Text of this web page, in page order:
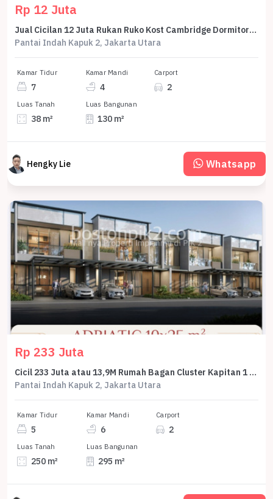
Rp 12 Juta
Jual Cicilan 12 Juta Rukan Ruko Kost Cambridge Dormitory Pik 2 4,5x8,5 Hoek Lb 130 3 Lantai Program Dp 0% Selama 24 Bulan
Pantai Indah Kapuk 2, Jakarta Utara
Kamar Tidur
7
Kamar Mandi
4
Carport
2
Luas Tanah
38 m²
Luas Bangunan
130 m²
Hengky Lie Whatsapp
Rp 233 Juta
Cicil 233 Juta atau 13,9M Rumah Bagan Cluster Kapitan 1 Pik 2 10X25 Adriatic 250 M2 2 Lantai DP 0% Selama 5 Tahun
Pantai Indah Kapuk 2, Jakarta Utara
Kamar Tidur
5
Kamar Mandi
6
Carport
2
Luas Tanah
250 m²
Luas Bangunan
295 m²